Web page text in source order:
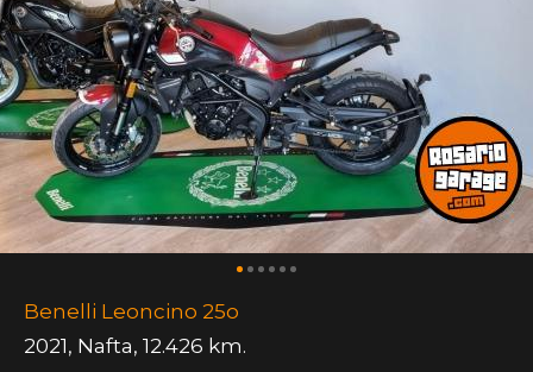
Benelli Leoncino 25o
2021, Nafta, 12.426 km.